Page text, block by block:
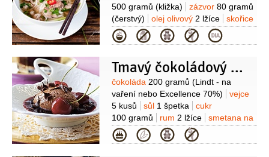
500 gramů (kližka) zázvor 80 gramů
(čerstvý)
olej olivový 2 lžíce
skořice
1 kus
(celá)
badyán
5 kusů
kardamom4 kusy
cibule
hovězí maso500 gramů (falešná
svíčková)
nudle rýžové
4 porce
cibulka jarní
4 kusy
koriandr
1 svazek
(čerstvý)
cibule červená 1 kus
100 gramů (mungo)
paprička chilli
červená2 kusy (2-3 kusy)
Kategorie
Tmavý čokoládový mousse s višňovým dipem
Suroviny
čokoláda 200 gramů (Lindt - na
vaření nebo Excellence 70%)
vejce
5 kusů
sůl 1 špetka
cukr
100 gramů
rum 2 lžíce
smetana na
šlehání125 gramů
vanilkový lusk
1 kus Na višňový dip: višně
Kategorie